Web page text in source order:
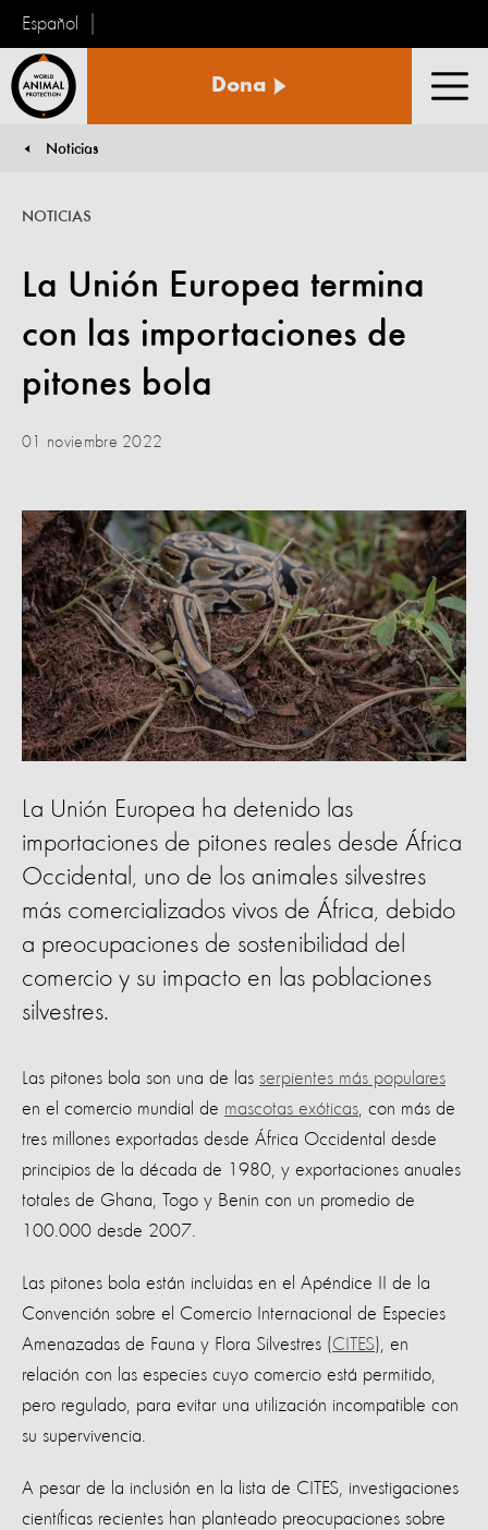
Español
Animal
Dona
Noticias
La Unión Europea termina
con las importaciones de
pitones bola
NOTICIAS
01 noviembre 2022
La Unión Europea ha detenido las
importaciones de pitones reales desde África
Occidental, uno de los animales silvestres
más comercializados vivos de África, debido
a preocupaciones de sostenibilidad del
comercio y su impacto en las poblaciones
silvestres.
Las pitones bola son una de las serpientes más populares
en el comercio mundial de mascotas exóticas , con más de
tres millones exportadas desde África Occidental desde
principios de la década de 1980, y exportaciones anuales
totales de Ghana, Togo y Benin con un promedio de
100.000 desde 2007.
Las pitones bola están incluidas en el Apéndice II de la
Convención sobre el Comercio Internacional de Especies
Amenazadas de Fauna y Flora Silvestres (CITES), en
relación con las especies cuyo comercio está permitido,
pero regulado, para evitar una utilización incompatible con
su supervivencia.
A pesar de la inclusión en la lista de CITES, investigaciones
científicas recientes han planteado preocupaciones sobre